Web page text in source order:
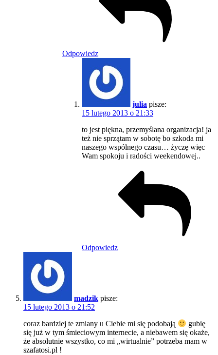
Odpowiedz
julia pisze:
15 lutego 2013 o 21:33
to jest piękna, przemyślana organizacja! ja
też nie sprzątam w sobotę bo szkoda mi
naszego wspólnego czasu… życzę więc
Wam spokoju i radości weekendowej..
Odpowiedz
madzik pisze:
15 lutego 2013 o 21:52
coraz bardziej te zmiany u Ciebie mi się podobają
gubię
się już w tym śmieciowym internecie, a niebawem się okaże,
że absolutnie wszystko, co mi „wirtualnie” potrzeba mam w
szafatosi.pl !